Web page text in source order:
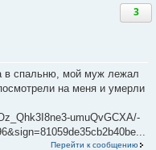
3
в спальню, мой муж лежал
на меня и умерли
umuQvGCXA/-
Перейти к сообщению